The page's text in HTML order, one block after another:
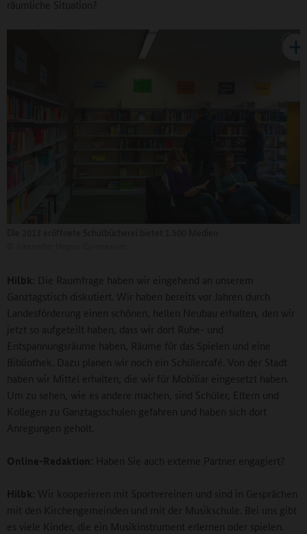
räumliche Situation?
Hilbk: Die Raumfrage haben wir eingehend an unserem
Ganztagstisch diskutiert. Wir haben bereits vor Jahren durch
Landesförderung einen schönen, hellen Neubau erhalten, den wir
jetzt so aufgeteilt haben, dass wir dort Ruhe- und
Entspannungsräume haben, Räume für das Spielen und eine
Bibliothek. Dazu planen wir noch ein Schülercafé. Von der Stadt
haben wir Mittel erhalten, die wir für Mobiliar eingesetzt haben.
Um zu sehen, wie es andere machen, sind Schüler, Eltern und
Kollegen zu Ganztagsschulen gefahren und haben sich dort
Anregungen geholt.
Online-Redaktion: Haben Sie auch externe Partner engagiert?
Hilbk: Wir kooperieren mit Sportvereinen und sind in Gesprächen
mit den Kirchengemeinden und mit der Musikschule. Bei uns gibt
es viele Kinder, die ein Musikinstrument erlernen oder spielen.